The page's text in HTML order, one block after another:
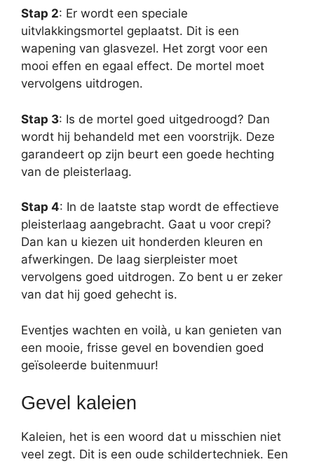
Stap 2: Er wordt een speciale
uitvlakkingsmortel geplaatst. Dit is een
wapening van glasvezel. Het zorgt voor een
mooi effen en egaal effect. De mortel moet
vervolgens uitdrogen.
Stap 3: Is de mortel goed uitgedroogd? Dan
wordt hij behandeld met een voorstrijk. Deze
garandeert op zijn beurt een goede hechting
van de pleisterlaag.
Stap 4: In de laatste stap wordt de effectieve
pleisterlaag aangebracht. Gaat u voor crepi?
Dan kan u kiezen uit honderden kleuren en
afwerkingen. De laag sierpleister moet
vervolgens goed uitdrogen. Zo bent u er zeker
van dat hij goed gehecht is.
Eventjes wachten en voilà, u kan genieten van
een mooie, frisse gevel en bovendien goed
geïsoleerde buitenmuur!
Gevel kaleien
Kaleien, het is een woord dat u misschien niet
veel zegt. Dit is een oude schildertechniek. Een